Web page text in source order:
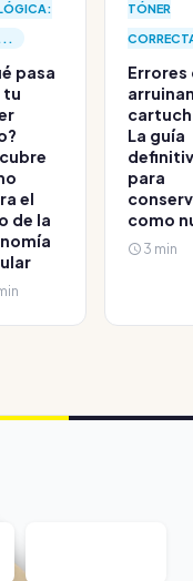
pasa
tu
el
de la
TÓNER
Errores
La guía
para
como
3 min